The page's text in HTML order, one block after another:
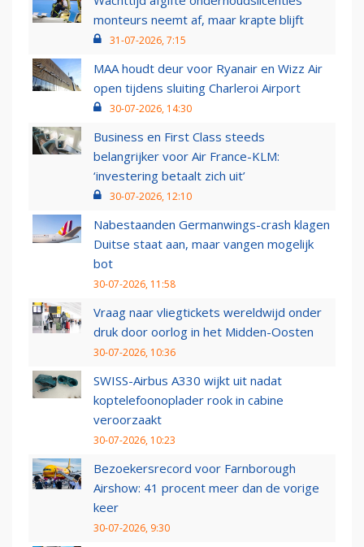
monteurs neemt af, maar krapte blijft
31-07-2026, 7:15
MAA houdt deur voor Ryanair en Wizz Air
open tijdens sluiting Charleroi Airport
30-07-2026, 14:30
Business en First Class steeds
belangrijker voor Air France-KLM:
‘investering betaalt zich uit’
30-07-2026, 12:10
Nabestaanden Germanwings-crash klagen
Duitse staat aan, maar vangen mogelijk
bot
30-07-2026, 11:58
Vraag naar vliegtickets wereldwijd onder
druk door oorlog in het Midden-Oosten
30-07-2026, 10:36
SWISS-Airbus A330 wijkt uit nadat
koptelefoonoplader rook in cabine
veroorzaakt
30-07-2026, 10:23
Bezoekersrecord voor Farnborough
Airshow: 41 procent meer dan de vorige
keer
30-07-2026, 9:30